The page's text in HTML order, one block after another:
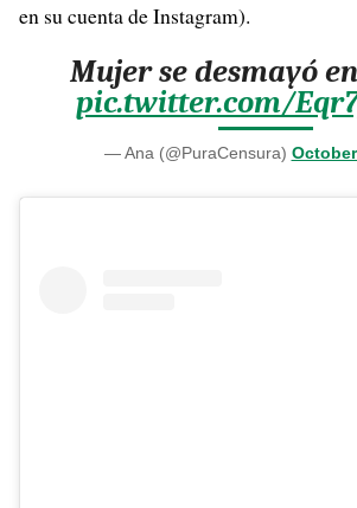
en su cuenta de Instagram).
Mujer se desmayó
pic.twitter.com/
— Ana (@PuraCensura)